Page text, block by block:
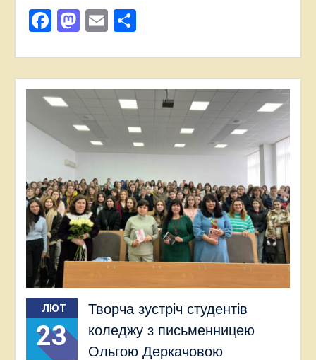
Facebook
Mastodon
EmailПоділитися
ЛЮТ
23
Творча зустріч студентів
коледжу з письменницею
Ольгою Деркачовою